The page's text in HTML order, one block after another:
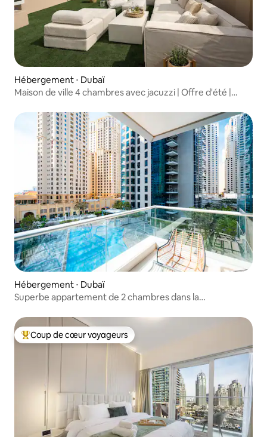
Hébergement ⋅ Dubaï
Maison de ville 4 chambres avec jacuzzi | Offre d'été |
Hébergement ⋅ Dubaï
Superbe appartement de 2 chambres dans la
Coups de cœur voyageurs les plus appréciés
Coup de cœur voyageurs